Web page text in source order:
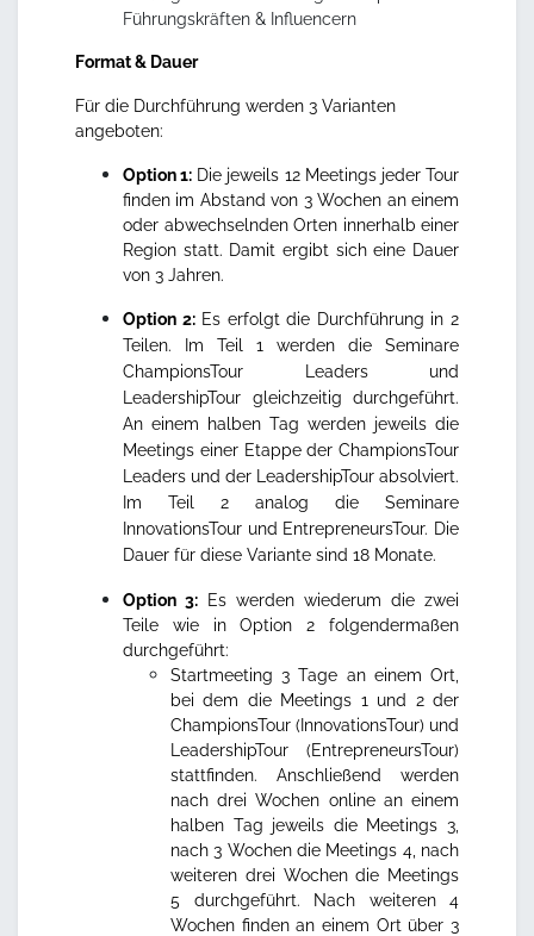
Führungskräften & Influencern
Format & Dauer
Für die Durchführung werden 3 Varianten
angeboten:
Option 1: Die jeweils 12 Meetings jeder Tour
finden im Abstand von 3 Wochen an einem
oder abwechselnden Orten innerhalb einer
Region statt. Damit ergibt sich eine Dauer
von 3 Jahren.
Option 2: Es erfolgt die Durchführung in 2
Teilen. Im Teil 1 werden die Seminare
ChampionsTour Leaders und
LeadershipTour gleichzeitig durchgeführt.
An einem halben Tag werden jeweils die
Meetings einer Etappe der ChampionsTour
Leaders und der LeadershipTour absolviert.
Im Teil 2 analog die Seminare
InnovationsTour und EntrepreneursTour. Die
Dauer für diese Variante sind 18 Monate.
Option 3: Es werden wiederum die zwei
Teile wie in Option 2 folgendermaßen
durchgeführt:
Startmeeting 3 Tage an einem Ort,
bei dem die Meetings 1 und 2 der
ChampionsTour (InnovationsTour) und
LeadershipTour (EntrepreneursTour)
stattfinden. Anschließend werden
nach drei Wochen online an einem
halben Tag jeweils die Meetings 3,
nach 3 Wochen die Meetings 4, nach
weiteren drei Wochen die Meetings
5 durchgeführt. Nach weiteren 4
Wochen finden an einem Ort über 3